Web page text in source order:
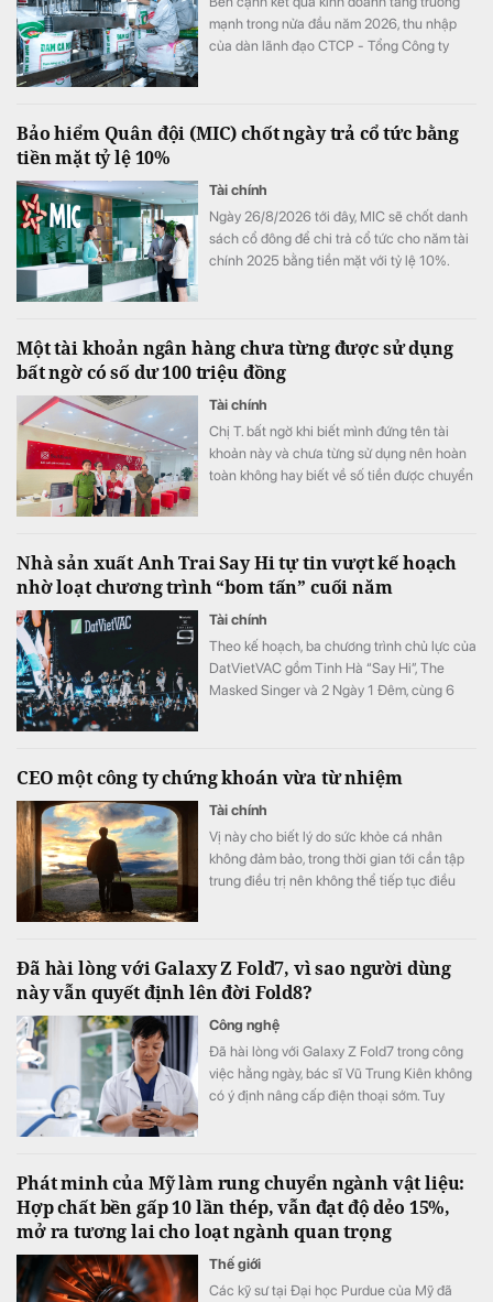
mạnh trong nửa đầu năm 2026, thu nhập
của dàn lãnh đạo CTCP - Tổng Công ty
tỷ đồng chỉ sau 6 tháng, đặc biệt có trường
Bảo hiểm Quân đội (MIC) chốt ngày trả cổ tức bằng
tiền mặt tỷ lệ 10%
Tài chính
Ngày 26/8/2026 tới đây, MIC sẽ chốt danh
sách cổ đông để chi trả cổ tức cho năm tài
chính 2025 bằng tiền mặt với tỷ lệ 10%.
Một tài khoản ngân hàng chưa từng được sử dụng
bất ngờ có số dư 100 triệu đồng
Tài chính
Chị T. bất ngờ khi biết mình đứng tên tài
khoản này và chưa từng sử dụng nên hoàn
toàn không hay biết về số tiền được chuyển
Nhà sản xuất Anh Trai Say Hi tự tin vượt kế hoạch
nhờ loạt chương trình “bom tấn” cuối năm
Tài chính
Theo kế hoạch, ba chương trình chủ lực của
DatVietVAC gồm Tinh Hà “Say Hi”, The
Masked Singer và 2 Ngày 1 Đêm, cùng 6
CEO một công ty chứng khoán vừa từ nhiệm
Tài chính
Vị này cho biết lý do sức khỏe cá nhân
không đảm bảo, trong thời gian tới cần tập
trung điều trị nên không thể tiếp tục điều
Đã hài lòng với Galaxy Z Fold7, vì sao người dùng
này vẫn quyết định lên đời Fold8?
Công nghệ
Đã hài lòng với Galaxy Z Fold7 trong công
việc hằng ngày, bác sĩ Vũ Trung Kiên không
có ý định nâng cấp điện thoại sớm. Tuy
tế.
Phát minh của Mỹ làm rung chuyển ngành vật liệu:
Hợp chất bền gấp 10 lần thép, vẫn đạt độ dẻo 15%,
mở ra tương lai cho loạt ngành quan trọng
Thế giới
Các kỹ sư tại Đại học Purdue của Mỹ đã